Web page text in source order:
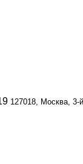
127018, Москва,